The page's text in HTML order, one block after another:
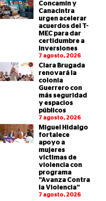
Concamin y
Canacintra
urgen acelerar
acuerdos del T-
MEC para dar
certidumbre a
inversiones
7 agosto, 2026
Clara Brugada
renovará la
colonia
Guerrero con
más seguridad
y espacios
públicos
7 agosto, 2026
Miguel Hidalgo
fortalece
apoyo a
mujeres
víctimas de
violencia con
programa
“Avanza Contra
la Violencia”
7 agosto, 2026